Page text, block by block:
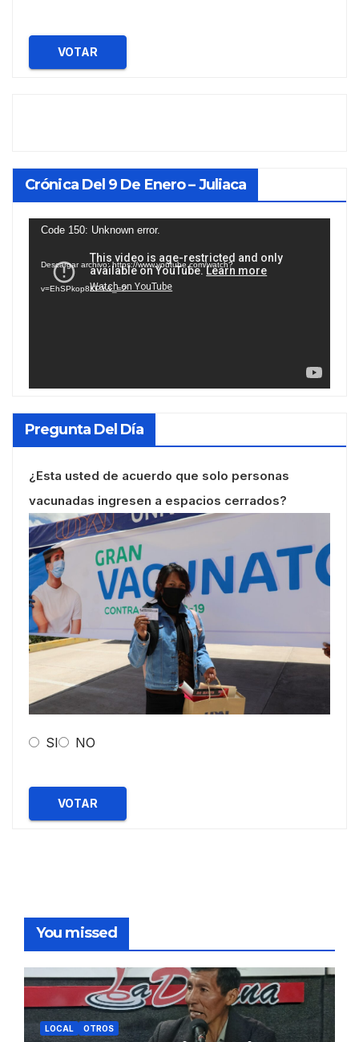
VOTAR
Crónica Del 9 De Enero – Juliaca
Reproductor
vídeo
Code 150: Unknown error.
Descargar archivo: https://www.youtube.com/watch?
v=EhSPkop8KPY&_=2
Pregunta Del Día
¿Esta usted de acuerdo que solo personas
vacunadas ingresen a espacios cerrados?
SI NO
VOTAR
You missed
LOCAL OTROS